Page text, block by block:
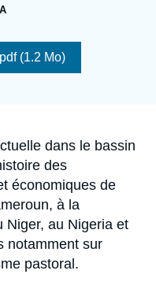
(1.2 Mo)
dans le bassin
des
économiques de
à la
Niger, au Nigeria et
notamment sur
pastoral.